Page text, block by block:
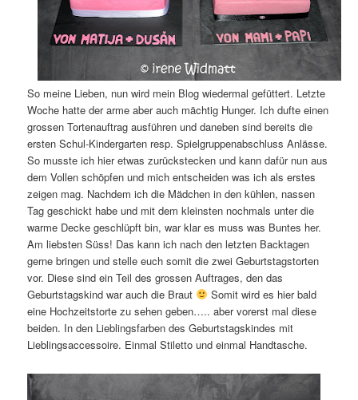
So meine Lieben, nun wird mein Blog wiedermal gefüttert. Letzte
Woche hatte der arme aber auch mächtig Hunger. Ich dufte einen
grossen Tortenauftrag ausführen und daneben sind bereits die
ersten Schul-Kindergarten resp. Spielgruppenabschluss Anlässe.
So musste ich hier etwas zurückstecken und kann dafür nun aus
dem Vollen schöpfen und mich entscheiden was ich als erstes
zeigen mag. Nachdem ich die Mädchen in den kühlen, nassen
Tag geschickt habe und mit dem kleinsten nochmals unter die
warme Decke geschlüpft bin, war klar es muss was Buntes her.
Am liebsten Süss! Das kann ich nach den letzten Backtagen
gerne bringen und stelle euch somit die zwei Geburtstagstorten
vor. Diese sind ein Teil des grossen Auftrages, den das
Geburtstagskind war auch die Braut
Somit wird es hier bald
eine Hochzeitstorte zu sehen geben….. aber vorerst mal diese
beiden. In den Lieblingsfarben des Geburtstagskindes mit
Lieblingsaccessoire. Einmal Stiletto und einmal Handtasche.